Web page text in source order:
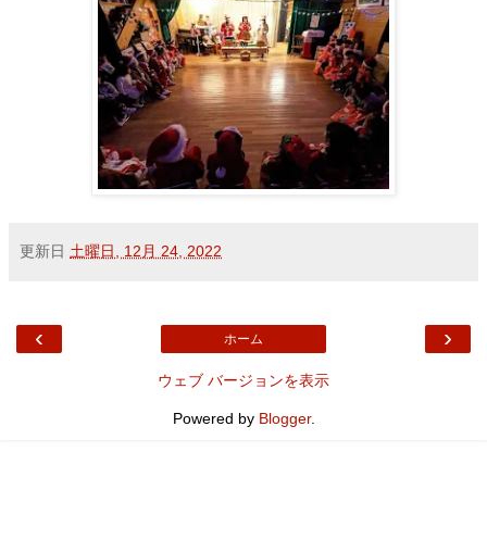
更新日 土曜日, 12月 24, 2022
‹ ›
ホーム
ウェブ バージョンを表示
Powered by Blogger.